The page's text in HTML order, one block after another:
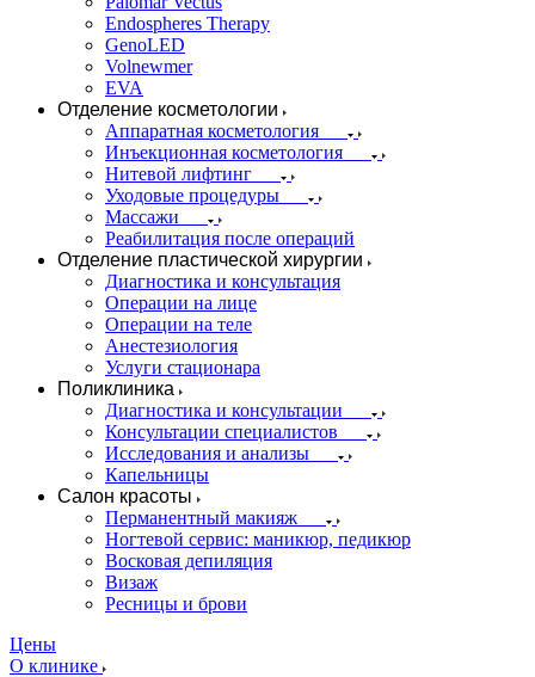
Endospheres Therapy
GenoLED
Volnewmer
EVA
Отделение косметологии
Аппаратная косметология
Инъекционная косметология
Нитевой лифтинг
Уходовые процедуры
Массажи
Реабилитация после операций
Отделение пластической хирургии
Диагностика и консультация
Операции на лице
Операции на теле
Анестезиология
Услуги стационара
Поликлиника
Диагностика и консультации
Консультации специалистов
Исследования и анализы
Капельницы
Салон красоты
Перманентный макияж
Ногтевой сервис: маникюр, педикюр
Восковая депиляция
Визаж
Ресницы и брови
Цены
О клинике